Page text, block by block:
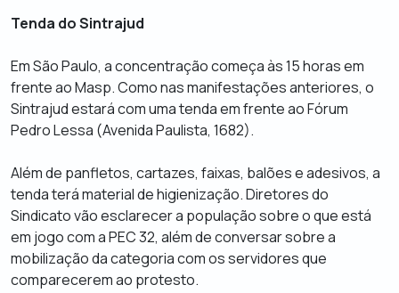
Tenda do Sintrajud
Em São Paulo, a concentração começa às 15 horas em
frente ao Masp. Como nas manifestações anteriores, o
Sintrajud estará com uma tenda em frente ao Fórum
Pedro Lessa (Avenida Paulista, 1682).
Além de panfletos, cartazes, faixas, balões e adesivos, a
tenda terá material de higienização. Diretores do
Sindicato vão esclarecer a população sobre o que está
em jogo com a PEC 32, além de conversar sobre a
mobilização da categoria com os servidores que
comparecerem ao protesto.